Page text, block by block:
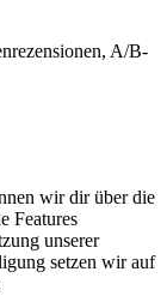
A/B-
wir dir über die
Features
unserer
setzen wir auf